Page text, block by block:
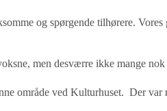
og spørgende tilhørere.
men desværre ikke mange
område ved Kulturhuset. Der